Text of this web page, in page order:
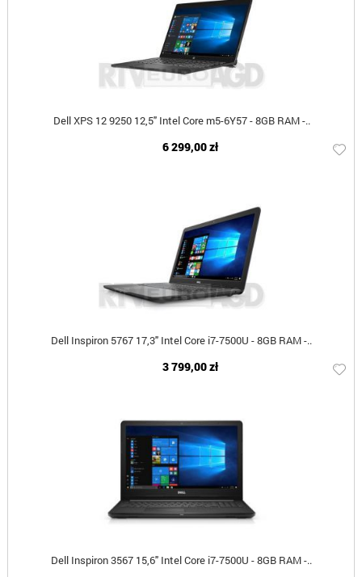
Dell XPS 12 9250 12,5" Intel Core m5-6Y57 - 8GB RAM -..
6 299,00 zł
Dell Inspiron 5767 17,3" Intel Core i7-7500U - 8GB RAM -..
3 799,00 zł
Dell Inspiron 3567 15,6" Intel Core i7-7500U - 8GB RAM -..